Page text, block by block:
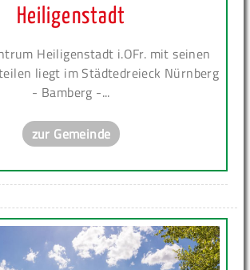
Heiligenstadt
Heiligenstadt i.OFr. mit seinen
liegt im Städtedreieck Nürnberg
- Bamberg -...
zur Gemeinde